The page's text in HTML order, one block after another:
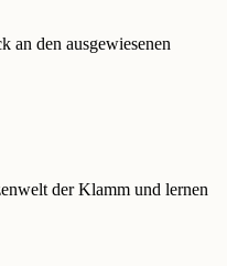
an den ausgewiesenen
der Klamm und lernen